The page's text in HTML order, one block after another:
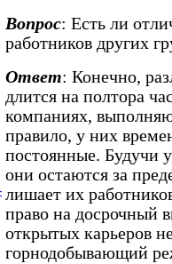
Вопрос: Есть ли
работников других
Ответ: Конечно,
длится на полтора
компаниях,
правило, у них
постоянные. Будучи
они остаются за
лишает их
право на досрочный
открытых карьеров
горнодобывающий